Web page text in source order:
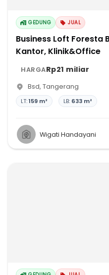
GEDUNG JUAL
Business Loft Foresta
Kantor, Klinik&Office
HARGARp21 miliar
Bsd, Tangerang
LT:159 m² LB: 633 m²
Wigati Handayani